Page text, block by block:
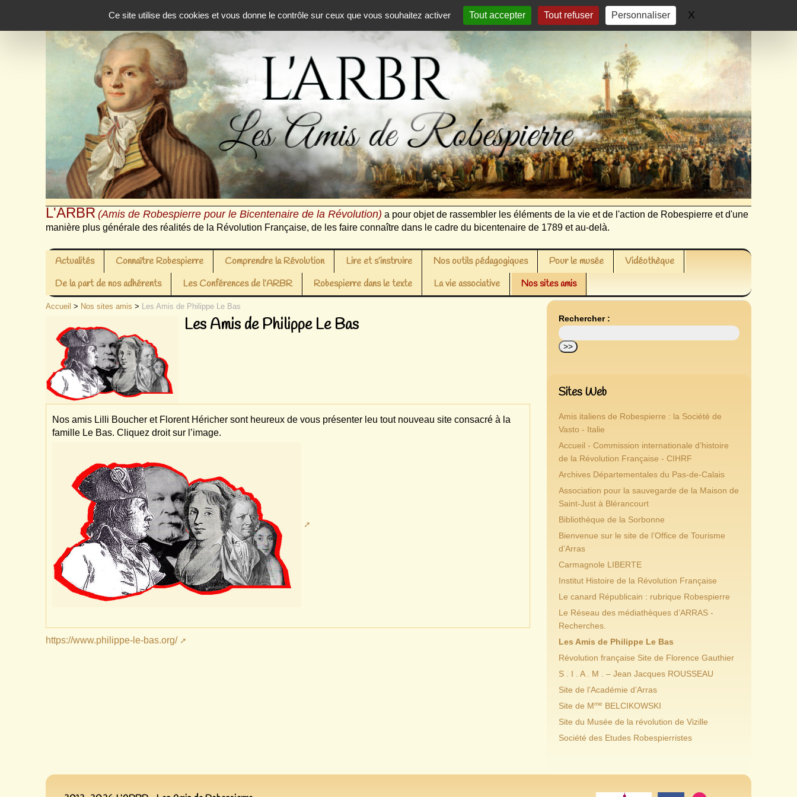
Ce site utilise des cookies et vous donne le contrôle sur ceux que vous souhaitez activer
Tout accepter Tout refuser Personnaliser X
L'ARBR (Amis de Robespierre pour le Bicentenaire de la Révolution) a pour objet de rassembler les éléments de la vie et de l'action de Robespierre et d'une
manière plus générale des réalités de la Révolution Française, de les faire connaître dans le cadre du bicentenaire de 1789 et au-delà.
Actualités Connaître Robespierre Comprendre la Révolution Lire et s’instruire Nos outils pédagogiques Pour le musée
Vidéothèque
De la part de nos adhérents
Les Conférences de l’ARBR Robespierre dans le texte La vie associative Nos sites amis
Accueil > Nos sites amis > Les Amis de Philippe Le Bas
Les Amis de Philippe Le Bas
Nos amis Lilli Boucher et Florent Héricher sont heureux de vous présenter leu tout nouveau site consacré à la
famille Le Bas. Cliquez droit sur l’image.
https://www.philippe-le-bas.org/
Rechercher :
Sites Web
Amis italiens de Robespierre : la Société de
Vasto - Italie
Accueil - Commission internationale d’histoire
de la Révolution Française - CIHRF
Archives Départementales du Pas-de-Calais
Association pour la sauvegarde de la Maison de
Saint-Just à Blérancourt
Bibliothèque de la Sorbonne
Bienvenue sur le site de l’Office de Tourisme
d’Arras
Carmagnole LIBERTE
Institut Histoire de la Révolution Française
Le canard Républicain : rubrique Robespierre
Le Réseau des médiathèques d’ARRAS -
Recherches.
Les Amis de Philippe Le Bas
Révolution française Site de Florence Gauthier
S . I . A . M . – Jean Jacques ROUSSEAU
Site de l’Académie d’Arras
Site de Mme
BELCIKOWSKI
Site du Musée de la révolution de Vizille
Société des Etudes Robespierristes